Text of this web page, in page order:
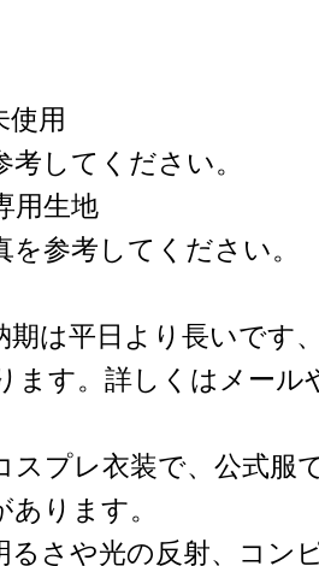
使用
してください。
用生地
参考してください。
期は平日より長いです
ます。詳しくはメール
スプレ衣装で、公式服
ります。
るさや光の反射、コン